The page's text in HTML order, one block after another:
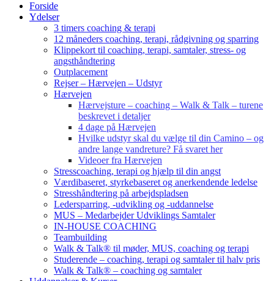
Forside
Ydelser
3 timers coaching & terapi
12 måneders coaching, terapi, rådgivning og sparring
Klippekort til coaching, terapi, samtaler, stress- og
angsthåndtering
Outplacement
Rejser – Hærvejen – Udstyr
Hærvejen
Hærvejsture – coaching – Walk & Talk – turene
beskrevet i detaljer
4 dage på Hærvejen
Hvilke udstyr skal du vælge til din Camino – og
andre lange vandreture? Få svaret her
Videoer fra Hærvejen
Stresscoaching, terapi og hjælp til din angst
Værdibaseret, styrkebaseret og anerkendende ledelse
Stresshåndtering på arbejdspladsen
Ledersparring, -udvikling og -uddannelse
MUS – Medarbejder Udviklings Samtaler
IN-HOUSE COACHING
Teambuilding
Walk & Talk® til møder, MUS, coaching og terapi
Studerende – coaching, terapi og samtaler til halv pris
Walk & Talk® – coaching og samtaler